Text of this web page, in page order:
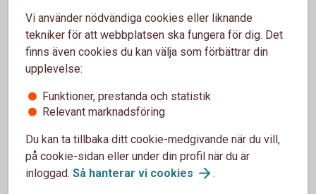
För att hitta din fonds Sharpekvot - följ stegen:
Klicka på den aktuella fondens sida
Se din fonds Sharpekvot i Fondlistan
Vi använder nödvändiga cookies eller liknande
tekniker för att webbplatsen ska fungera för dig. Det
finns även cookies du kan välja som förbättrar din
upplevelse:
Funktioner, prestanda och statistik
Relevant marknadsföring
Du kan ta tillbaka ditt cookie-medgivande när du vill,
på cookie-sidan eller under din profil när du är
inloggad. Så hanterar vi cookies .